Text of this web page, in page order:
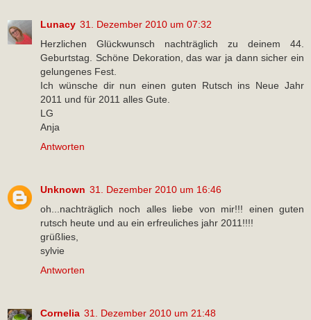
Lunacy 31. Dezember 2010 um 07:32
Herzlichen Glückwunsch nachträglich zu deinem 44.
Geburtstag. Schöne Dekoration, das war ja dann sicher ein
gelungenes Fest.
Ich wünsche dir nun einen guten Rutsch ins Neue Jahr
2011 und für 2011 alles Gute.
LG
Anja
Antworten
Unknown 31. Dezember 2010 um 16:46
oh...nachträglich noch alles liebe von mir!!! einen guten
rutsch heute und au ein erfreuliches jahr 2011!!!!
grüßlies,
sylvie
Antworten
Cornelia 31. Dezember 2010 um 21:48